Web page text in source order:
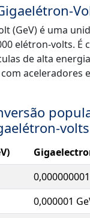
(GeV) é uma
elétron-volts. É
de alta
aceleradores
volts
0,000001